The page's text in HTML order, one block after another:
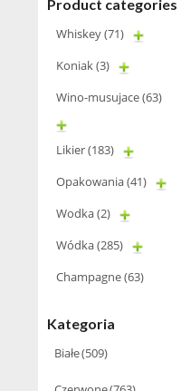
Product categories
Whiskey(71)
Koniak(3)
Wino-musujace(63)
Likier(183)
Opakowania(41)
Wodka(2)
Wódka(285)
Champagne(63)
Winiarki
Kategoria
Białe(509)